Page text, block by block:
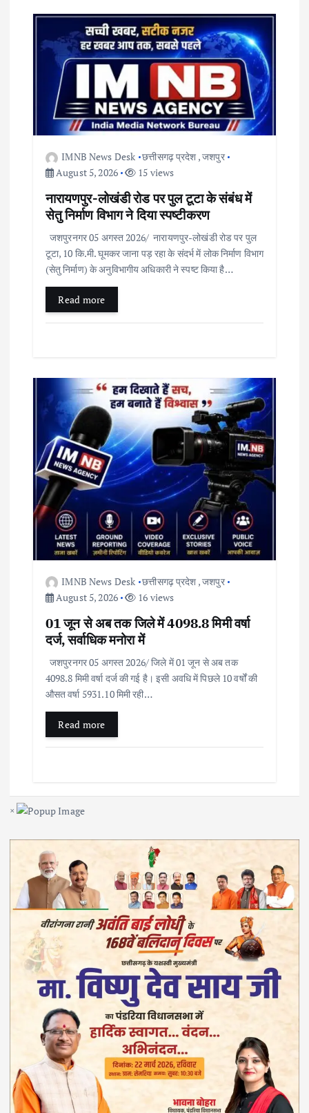
t
IMNB News Desk छत्तीसगढ़ प्रदेश ,जशपुर
August 5, 2026
15 views
नारायणपुर-लोखंडी रोड पर पुल टूटा के संबंध में
सेतु निर्माण विभाग ने दिया स्पष्टीकरण
जशपुरनगर 05 अगस्त 2026/ नारायणपुर-लोखंडी रोड पर पुल
टूटा, 10 कि.मी. घूमकर जाना पड़ रहा के संदर्भ में लोक निर्माण विभाग
(सेतु निर्माण) के अनुविभागीय अधिकारी ने स्पष्ट किया है…
Read more
IMNB News Desk छत्तीसगढ़ प्रदेश ,जशपुर
August 5, 2026
16 views
01 जून से अब तक जिले में 4098.8 मिमी वर्षा
दर्ज, सर्वाधिक मनोरा में
जशपुरनगर 05 अगस्त 2026/ जिले में 01 जून से अब तक
4098.8 मिमी वर्षा दर्ज की गई है। इसी अवधि में पिछले 10 वर्षों की
औसत वर्षा 5931.10 मिमी रही…
Read more
×